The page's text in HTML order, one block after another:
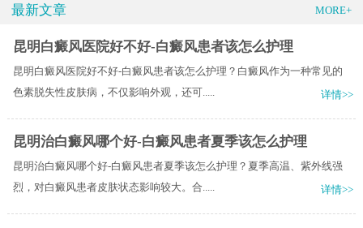
最新文章 MORE+
昆明白癜风医院好不好-白癜风患者该怎么护理
昆明白癜风医院好不好-白癜风患者该怎么护理？白癜风作为一种常见的
色素脱失性皮肤病，不仅影响外观，还可.....
详情>>
昆明治白癜风哪个好-白癜风患者夏季该怎么护理
昆明治白癜风哪个好-白癜风患者夏季该怎么护理？夏季高温、紫外线强
烈，对白癜风患者皮肤状态影响较大。合.....
详情>>